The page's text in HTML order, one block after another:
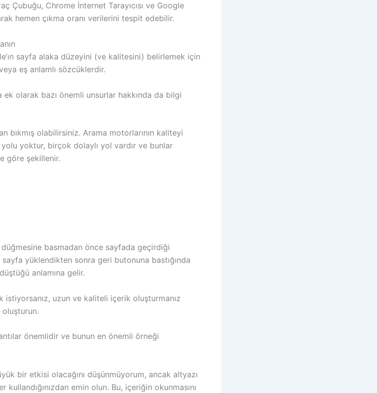
Çubuğu, Chrome İnternet Tarayıcısı ve Google
hemen çıkma oranı verilerini tespit edebilir.
sayfa alaka düzeyini (ve kalitesini) belirlemek için
eş anlamlı sözcüklerdir.
ek olarak bazı önemli unsurlar hakkında da bilgi
bıkmış olabilirsiniz. Arama motorlarının kaliteyi
yoktur, birçok dolaylı yol vardır ve bunlar
göre şekillenir.
basmadan önce sayfada geçirdiği
sayfa yüklendikten sonra geri butonuna bastığında
anlamına gelir.
istiyorsanız, uzun ve kaliteli içerik oluşturmanız
oluşturun.
önemlidir ve bunun en önemli örneği
bir etkisi olacağını düşünmüyorum, ancak altyazı
emin olun. Bu, içeriğin okunmasını